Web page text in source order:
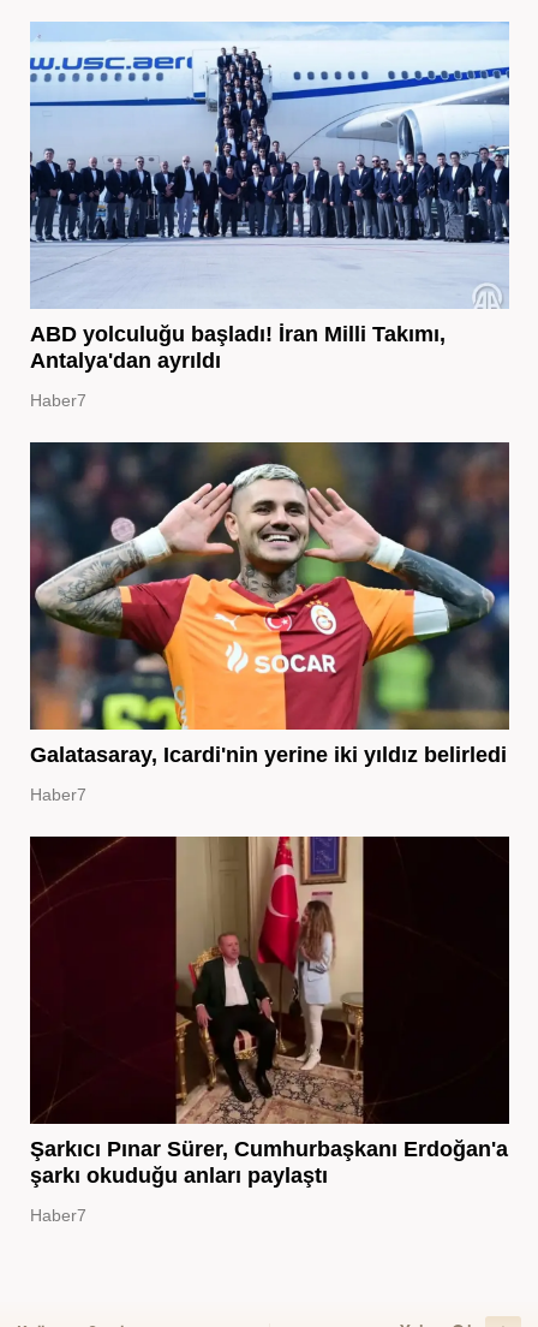
ABD yolculuğu başladı! İran Milli Takımı,
Antalya'dan ayrıldı
Haber7
Galatasaray, Icardi'nin yerine iki yıldız belirledi
Haber7
Şarkıcı Pınar Sürer, Cumhurbaşkanı Erdoğan'a
şarkı okuduğu anları paylaştı
Haber7